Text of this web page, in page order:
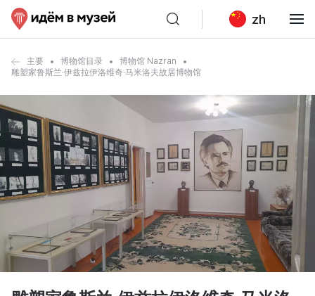
zh
主要 博物馆目录
博物馆 Nazran
雕塑家鲁斯兰·伊兹拉伊洛维奇·马米洛夫故居博物馆